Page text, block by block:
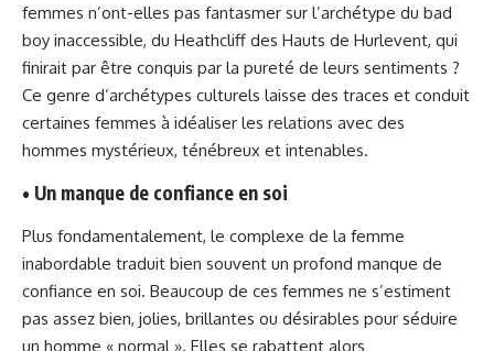
femmes n’ont-elles pas fantasmer sur l’archétype du bad
boy inaccessible, du Heathcliff des Hauts de Hurlevent, qui
finirait par être conquis par la pureté de leurs sentiments ?
Ce genre d’archétypes culturels laisse des traces et conduit
certaines femmes à idéaliser les relations avec des
hommes mystérieux, ténébreux et intenables.
• Un manque de confiance en soi
Plus fondamentalement, le complexe de la femme
inabordable traduit bien souvent un profond manque de
confiance en soi. Beaucoup de ces femmes ne s’estiment
pas assez bien, jolies, brillantes ou désirables pour séduire
un homme « normal ». Elles se rabattent alors